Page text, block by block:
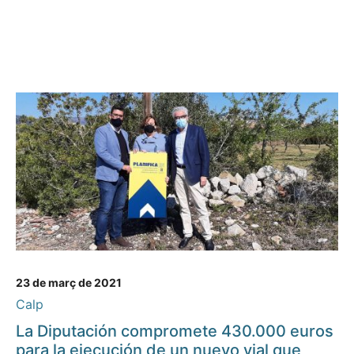
23 de març de 2021
Calp
La Diputación compromete 430.000 euros